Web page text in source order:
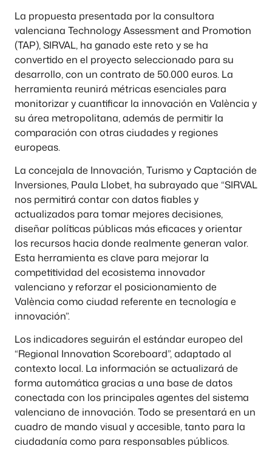
La propuesta presentada por la consultora
valenciana Technology Assessment and Promotion
(TAP), SIRVAL, ha ganado este reto y se ha
convertido en el proyecto seleccionado para su
desarrollo, con un contrato de 50.000 euros. La
herramienta reunirá métricas esenciales para
monitorizar y cuantificar la innovación en València y
su área metropolitana, además de permitir la
comparación con otras ciudades y regiones
europeas.
La concejala de Innovación, Turismo y Captación de
Inversiones, Paula Llobet, ha subrayado que “SIRVAL
nos permitirá contar con datos fiables y
actualizados para tomar mejores decisiones,
diseñar políticas públicas más eficaces y orientar
los recursos hacia donde realmente generan valor.
Esta herramienta es clave para mejorar la
competitividad del ecosistema innovador
valenciano y reforzar el posicionamiento de
València como ciudad referente en tecnología e
innovación”.
Los indicadores seguirán el estándar europeo del
“Regional Innovation Scoreboard”, adaptado al
contexto local. La información se actualizará de
forma automática gracias a una base de datos
conectada con los principales agentes del sistema
valenciano de innovación. Todo se presentará en un
cuadro de mando visual y accesible, tanto para la
ciudadanía como para responsables públicos.